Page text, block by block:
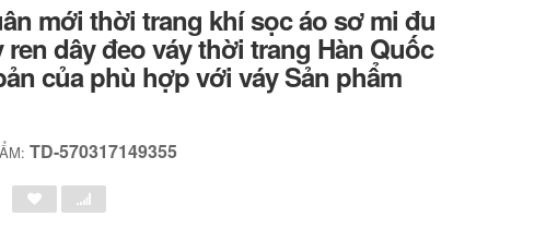
mới thời trang khí sọc áo sơ mi đu
ren dây đeo váy thời trang Hàn Quốc
của phù hợp với váy Sản phẩm
TD-570317149355